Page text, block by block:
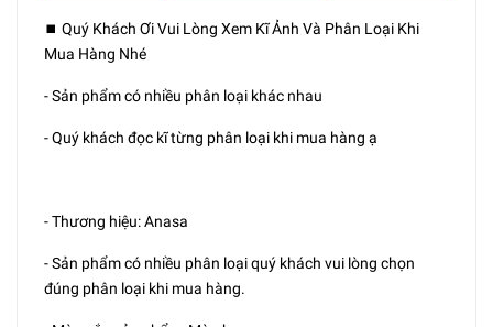
⏹️ Quý Khách Ơi Vui Lòng Xem Kĩ Ảnh Và Phân Loại Khi
Mua Hàng Nhé
- Sản phẩm có nhiều phân loại khác nhau
- Quý khách đọc kĩ từng phân loại khi mua hàng ạ
- Thương hiệu: Anasa
- Sản phẩm có nhiều phân loại quý khách vui lòng chọn
đúng phân loại khi mua hàng.